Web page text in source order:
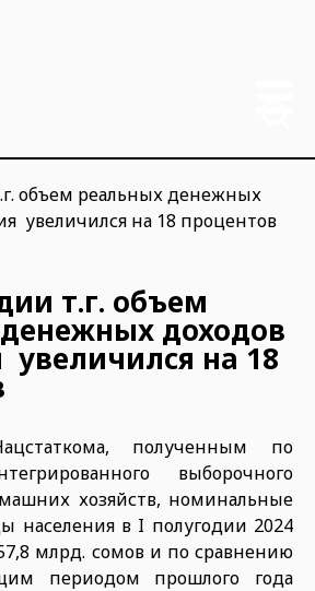
т.г. объем
доходов
увеличился на 18
полученным по
выборочного
хозяйств, номинальные
населения в I полугодии 2024
млрд. сомов и по сравнению
периодом прошлого года